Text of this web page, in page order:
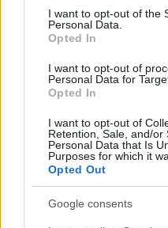
consent section.
I want to opt-out of the
Personal Data.
Opted In
I want to opt-out of
Personal Data for
Opted In
I want to opt-out of
Retention, Sale, and/or
Personal Data that Is
Purposes for which it
Opted Out
Google consents
Διαβάστε